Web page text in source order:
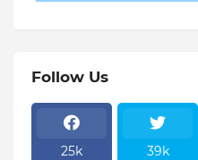
Follow Us
25k 39k